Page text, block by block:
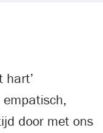
door met ons